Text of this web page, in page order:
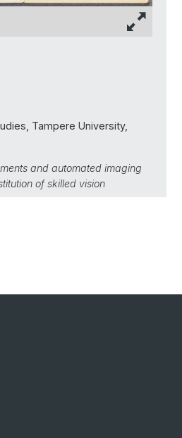
Tampere University,
and automated imaging
of skilled vision